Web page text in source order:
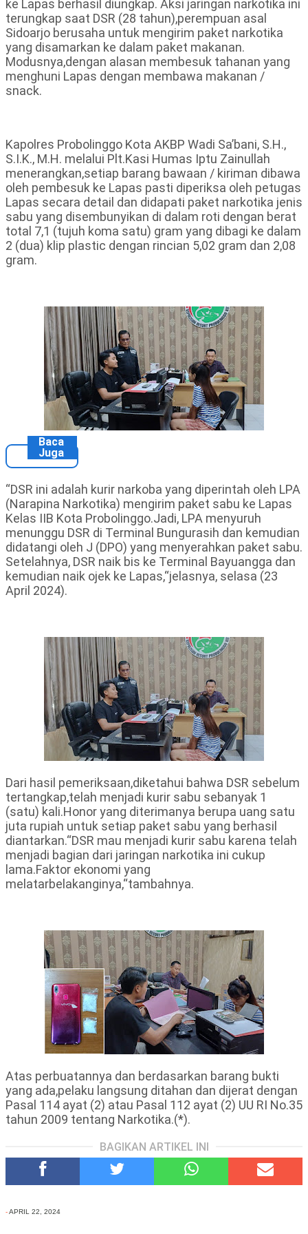
ke Lapas berhasil diungkap. Aksi jaringan narkotika ini
terungkap saat DSR (28 tahun),perempuan asal
Sidoarjo berusaha untuk mengirim paket narkotika
yang disamarkan ke dalam paket makanan.
Modusnya,dengan alasan membesuk tahanan yang
menghuni Lapas dengan membawa makanan /
snack.
Kapolres Probolinggo Kota AKBP Wadi Sa’bani, S.H.,
S.I.K., M.H. melalui Plt.Kasi Humas Iptu Zainullah
menerangkan,setiap barang bawaan / kiriman dibawa
oleh pembesuk ke Lapas pasti diperiksa oleh petugas
Lapas secara detail dan didapati paket narkotika jenis
sabu yang disembunyikan di dalam roti dengan berat
total 7,1 (tujuh koma satu) gram yang dibagi ke dalam
2 (dua) klip plastic dengan rincian 5,02 gram dan 2,08
gram.
Baca
Juga
“DSR ini adalah kurir narkoba yang diperintah oleh LPA
(Narapina Narkotika) mengirim paket sabu ke Lapas
Kelas IIB Kota Probolinggo.Jadi, LPA menyuruh
menunggu DSR di Terminal Bungurasih dan kemudian
didatangi oleh J (DPO) yang menyerahkan paket sabu.
Setelahnya, DSR naik bis ke Terminal Bayuangga dan
kemudian naik ojek ke Lapas,“jelasnya, selasa (23
April 2024).
Dari hasil pemeriksaan,diketahui bahwa DSR sebelum
tertangkap,telah menjadi kurir sabu sebanyak 1
(satu) kali.Honor yang diterimanya berupa uang satu
juta rupiah untuk setiap paket sabu yang berhasil
diantarkan.“DSR mau menjadi kurir sabu karena telah
menjadi bagian dari jaringan narkotika ini cukup
lama.Faktor ekonomi yang
melatarbelakanginya,“tambahnya.
Atas perbuatannya dan berdasarkan barang bukti
yang ada,pelaku langsung ditahan dan dijerat dengan
Pasal 114 ayat (2) atau Pasal 112 ayat (2) UU RI No.35
tahun 2009 tentang Narkotika.(*).
BAGIKAN ARTIKEL INI
-APRIL 22, 2024